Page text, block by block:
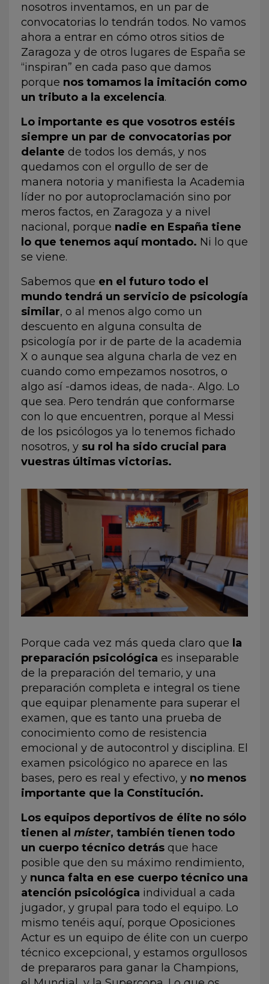
nosotros inventamos, en un par de
convocatorias lo tendrán todos. No vamos
ahora a entrar en cómo otros sitios de
Zaragoza y de otros lugares de España se
“inspiran” en cada paso que damos
porque nos tomamos la imitación como
un tributo a la excelencia.
Lo importante es que vosotros estéis
siempre un par de convocatorias por
delante de todos los demás, y nos
quedamos con el orgullo de ser de
manera notoria y manifiesta la Academia
líder no por autoproclamación sino por
meros factos, en Zaragoza y a nivel
nacional, porque nadie en España tiene
lo que tenemos aquí montado. Ni lo que
se viene.
Sabemos que en el futuro todo el
mundo tendrá un servicio de psicología
similar, o al menos algo como un
descuento en alguna consulta de
psicología por ir de parte de la academia
X o aunque sea alguna charla de vez en
cuando como empezamos nosotros, o
algo así -damos ideas, de nada-. Algo. Lo
que sea. Pero tendrán que conformarse
con lo que encuentren, porque al Messi
de los psicólogos ya lo tenemos fichado
nosotros, y su rol ha sido crucial para
vuestras últimas victorias.
Porque cada vez más queda claro que la
preparación psicológica es inseparable
de la preparación del temario, y una
preparación completa e integral os tiene
que equipar plenamente para superar el
examen, que es tanto una prueba de
conocimiento como de resistencia
emocional y de autocontrol y disciplina. El
examen psicológico no aparece en las
bases, pero es real y efectivo, y no menos
importante que la Constitución.
Los equipos deportivos de élite no sólo
tienen al míster, también tienen todo
un cuerpo técnico detrás que hace
posible que den su máximo rendimiento,
y nunca falta en ese cuerpo técnico una
atención psicológica individual a cada
jugador, y grupal para todo el equipo. Lo
mismo tenéis aquí, porque Oposiciones
Actur es un equipo de élite con un cuerpo
técnico excepcional, y estamos orgullosos
de prepararos para ganar la Champions,